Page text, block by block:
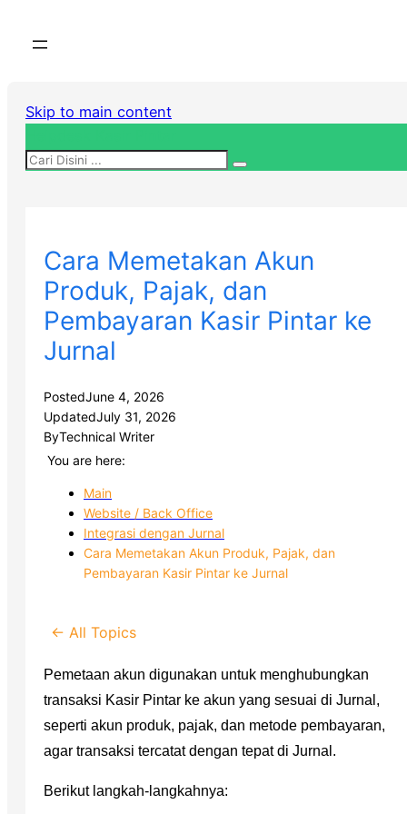
Skip to main content
Cara Memetakan Akun
Produk, Pajak, dan
Pembayaran Kasir Pintar ke
Jurnal
PostedJune 4, 2026
UpdatedJuly 31, 2026
ByTechnical Writer
You are here:
Main
Website / Back Office
Integrasi dengan Jurnal
Cara Memetakan Akun Produk, Pajak, dan
Pembayaran Kasir Pintar ke Jurnal
← All Topics
Pemetaan akun digunakan untuk menghubungkan
transaksi Kasir Pintar ke akun yang sesuai di Jurnal,
seperti akun produk, pajak, dan metode pembayaran,
agar transaksi tercatat dengan tepat di Jurnal.
Berikut langkah-langkahnya: